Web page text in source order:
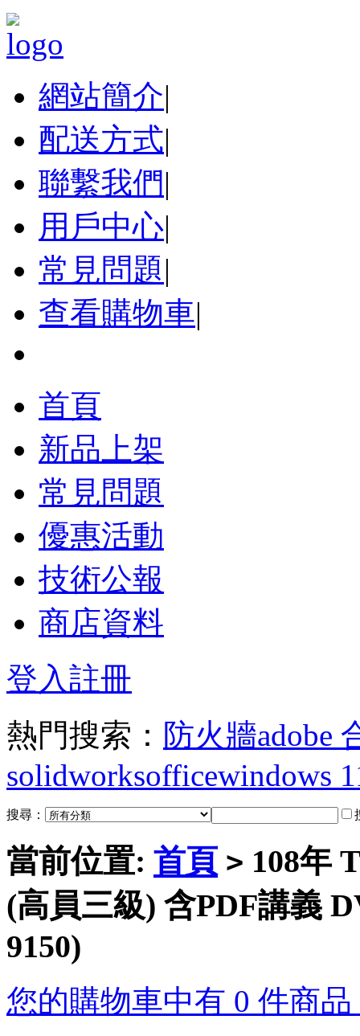
網站簡介|
配送方式|
聯繫我們|
用戶中心|
常見問題|
查看購物車|
首頁
新品上架
常見問題
優惠活動
技術公報
商店資料
登入註冊
熱門搜索： 防火牆adobe
solidworksofficewindows
搜尋：
當前位置: 首頁 > 108年
(高員三級) 含PDF講義
9150)
您的購物車中有 0 件商